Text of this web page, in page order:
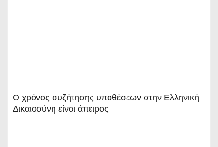
Ο χρόνος συζήτησης υποθέσεων στην Ελληνική
Δικαιοσύνη είναι άπειρος